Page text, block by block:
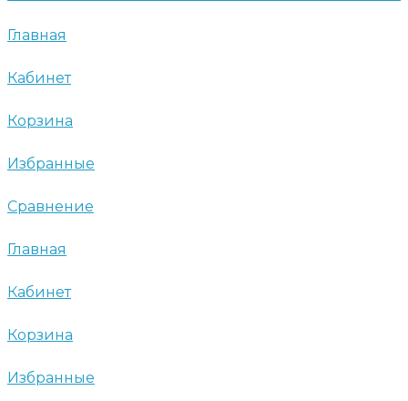
Главная
Кабинет
Корзина
Избранные
Сравнение
Главная
Кабинет
Корзина
Избранные